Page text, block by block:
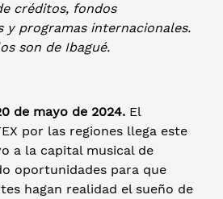
créditos, fondos
y programas internacionales.
son de Ibagué.
de mayo de 2024. El
por las regiones llega este
a la capital musical de
oportunidades para que
hagan realidad el sueño de